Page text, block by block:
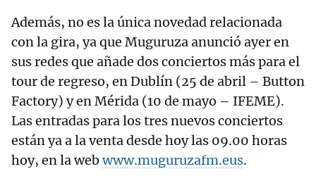
Además, no es la única novedad relacionada
con la gira, ya que Muguruza anunció ayer en
sus redes que añade dos conciertos más para el
tour de regreso, en Dublín (25 de abril – Button
Factory) y en Mérida (10 de mayo – IFEME).
Las entradas para los tres nuevos conciertos
están ya a la venta desde hoy las 09.00 horas
hoy, en la webwww.muguruzafm.eus.